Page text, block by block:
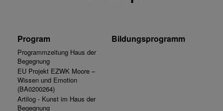
Program
Programmzeitung Haus der
Begegnung
EU Projekt EZWK Moore –
Wissen und Emotion
(BA0200264)
Artilog - Kunst im Haus der
Begegnung
Bildungsprogramm